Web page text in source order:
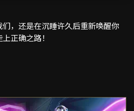
，还是在沉睡许久后重新唤醒你
正确之路！